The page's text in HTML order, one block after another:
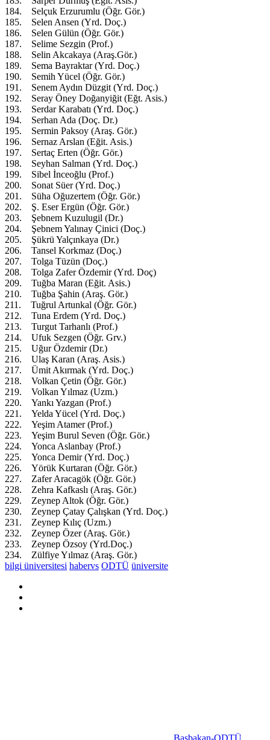
184. Selçuk Erzurumlu (Öğr. Gör.)
185. Selen Ansen (Yrd. Doç.)
186. Selen Gülün (Öğr. Gör.)
187. Selime Sezgin (Prof.)
188. Selin Akcakaya (Araş.Gör.)
189. Sema Bayraktar (Yrd. Doç.)
190. Semih Yücel (Öğr. Gör.)
191. Senem Aydın Düzgit (Yrd. Doç.)
192. Seray Öney Doğanyiğit (Eğt. Asis.)
193. Serdar Karabatı (Yrd. Doç.)
194. Serhan Ada (Doç. Dr.)
195. Sermin Paksoy (Araş. Gör.)
196. Sernaz Arslan (Eğit. Asis.)
197. Sertaç Erten (Öğr. Gör.)
198. Seyhan Salman (Yrd. Doç.)
199. Sibel İnceoğlu (Prof.)
200. Sonat Süer (Yrd. Doç.)
201. Süha Oğuzertem (Öğr. Gör.)
202. Ş. Eser Ergün (Öğr. Gör.)
203. Şebnem Kuzulugil (Dr.)
204. Şebnem Yalınay Çinici (Doç.)
205. Şükrü Yalçınkaya (Dr.)
206. Tansel Korkmaz (Doç.)
207. Tolga Tüzün (Doç.)
208. Tolga Zafer Özdemir (Yrd. Doç)
209. Tuğba Maran (Eğit. Asis.)
210. Tuğba Şahin (Araş. Gör.)
211. Tuğrul Artunkal (Öğr. Gör.)
212. Tuna Erdem (Yrd. Doç.)
213. Turgut Tarhanlı (Prof.)
214. Ufuk Sezgen (Öğr. Grv.)
215. Uğur Özdemir (Dr.)
216. Ulaş Karan (Araş. Asis.)
217. Ümit Akırmak (Yrd. Doç.)
218. Volkan Çetin (Öğr. Gör.)
219. Volkan Yılmaz (Uzm.)
220. Yankı Yazgan (Prof.)
221. Yelda Yücel (Yrd. Doç.)
222. Yeşim Atamer (Prof.)
223. Yeşim Burul Seven (Öğr. Gör.)
224. Yonca Aslanbay (Prof.)
225. Yonca Demir (Yrd. Doç.)
226. Yörük Kurtaran (Öğr. Gör.)
227. Zafer Aracagök (Öğr. Gör.)
228. Zehra Kafkaslı (Araş. Gör.)
229. Zeynep Altok (Öğr. Gör.)
230. Zeynep Çatay Çalışkan (Yrd. Doç.)
231. Zeynep Kılıç (Uzm.)
232. Zeynep Özer (Araş. Gör.)
233. Zeynep Özsoy (Yrd.Doç.)
234. Zülfiye Yılmaz (Araş. Gör.)
bilgi üniversitesi habervs ODTÜ üniversite
Başbakan-ODTÜ